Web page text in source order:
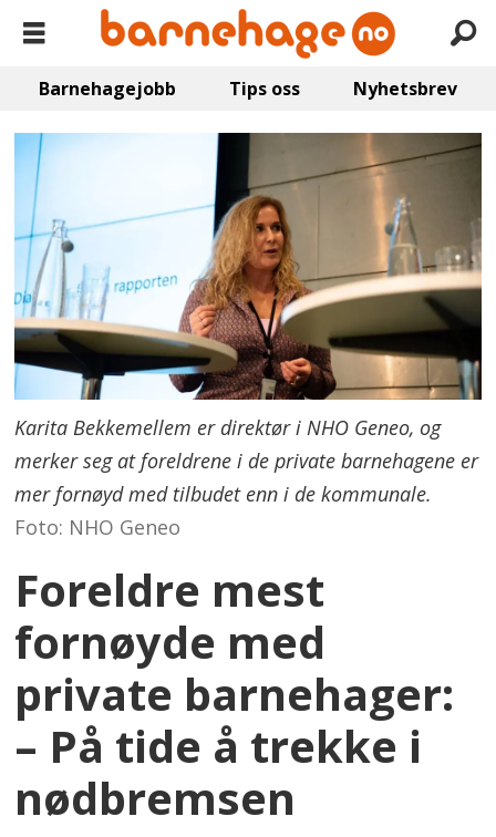
Barnehagejobb Tips oss Nyhetsbrev
Karita Bekkemellem er direktør i NHO Geneo, og
merker seg at foreldrene i de private barnehagene er
mer fornøyd med tilbudet enn i de kommunale.
Foto: NHO Geneo
Foreldre mest
fornøyde med
private barnehager:
– På tide å trekke i
nødbremsen